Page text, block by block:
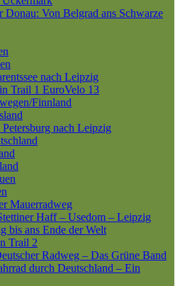
Donau: Von Belgrad ans Schwarze
nach Leipzig
Trail 1 EuroVelo 13
Finnland
nach Leipzig
Mauerradweg
Haff – Usedom – Leipzig
bis ans Ende der Welt
Trail 2
Radweg – Das Grüne Band
durch Deutschland – Ein